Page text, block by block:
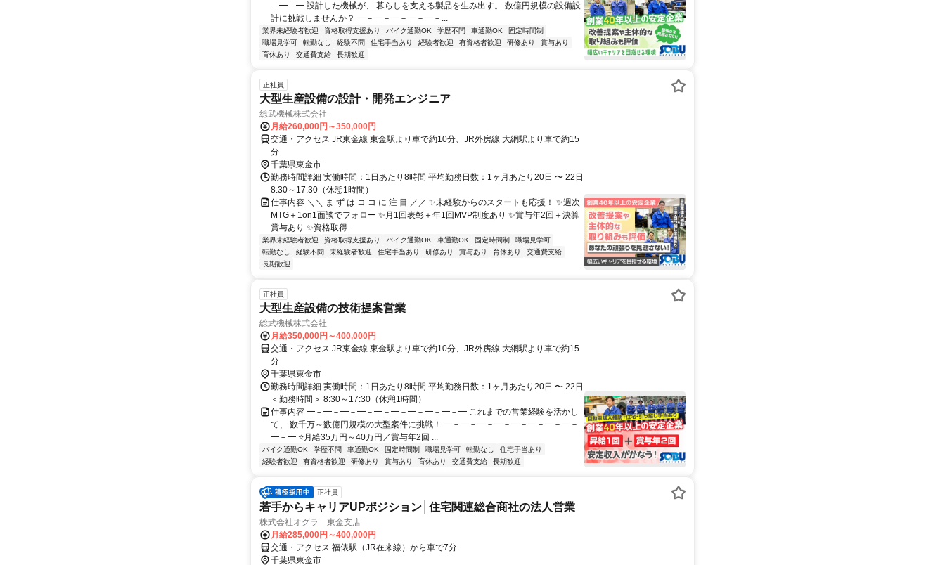
－━－━ 設計した機械が、 暮らしを支える製品を生み出す。 数億円規模の設備設
計に挑戦しませんか？ ━－━－━－━－━－...
業界未経験者歓迎 資格取得支援あり バイク通勤OK 学歴不問 車通勤OK
固定時間制
職場見学可
転勤なし 経験不問 住宅手当あり 経験者歓迎 有資格者歓迎 研修あり
賞与あり
育休あり
交通費支給 長期歓迎
正社員
大型生産設備の設計・開発エンジニア
総武機械株式会社
月給260,000円～350,000円
交通・アクセス JR東金線 東金駅より車で約10分、JR外房線 大網駅より車で約15
分
千葉県東金市
勤務時間詳細 実働時間：1日あたり8時間 平均勤務日数：1ヶ月あたり20日 〜 22日
8:30～17:30（休憩1時間）
仕事内容 ＼＼ ま ず は コ コ に 注 目 ／／ ✨未経験からのスタートも応援！ ✨週次
MTG＋1on1面談でフォロー ✨月1回表彰＋年1回MVP制度あり ✨賞与年2回＋決算
賞与あり ✨資格取得...
業界未経験者歓迎 資格取得支援あり バイク通勤OK 車通勤OK 固定時間制
職場見学可
転勤なし
経験不問 未経験者歓迎 住宅手当あり 研修あり 賞与あり 育休あり
交通費支給
長期歓迎
正社員
大型生産設備の技術提案営業
総武機械株式会社
月給350,000円～400,000円
交通・アクセス JR東金線 東金駅より車で約10分、JR外房線 大網駅より車で約15
分
千葉県東金市
勤務時間詳細 実働時間：1日あたり8時間 平均勤務日数：1ヶ月あたり20日 〜 22日
＜勤務時間＞ 8:30～17:30（休憩1時間）
仕事内容 ━－━－━－━－━－━－━－━－━－━ これまでの営業経験を活かし
て、 数千万～数億円規模の大型案件に挑戦！ ━－━－━－━－━－━－━－━－
━－━ ⭐月給35万円～40万円／賞与年2回 ...
バイク通勤OK 学歴不問 車通勤OK 固定時間制 職場見学可 転勤なし
住宅手当あり
経験者歓迎
有資格者歓迎 研修あり 賞与あり 育休あり 交通費支給 長期歓迎
正社員
若手からキャリアUPポジション│住宅関連総合商社の法人営業
株式会社オグラ 東金支店
月給285,000円～400,000円
交通・アクセス 福俵駅（JR在来線）から車で7分
千葉県東金市